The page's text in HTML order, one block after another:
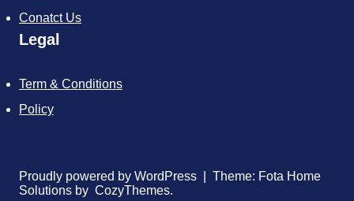
Conatct Us
Legal
Term & Conditions
Policy
Proudly powered by WordPress | Theme: Fota Home
Solutions by CozyThemes.